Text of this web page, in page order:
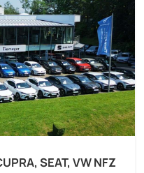
SEAT, VW NFZ